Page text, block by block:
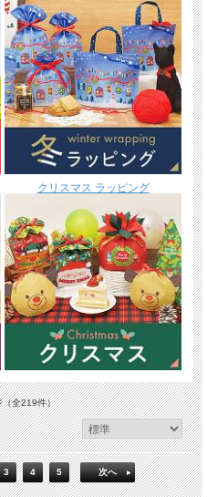
クリスマス ラッピング
（全219件）
3 4 5 次へ